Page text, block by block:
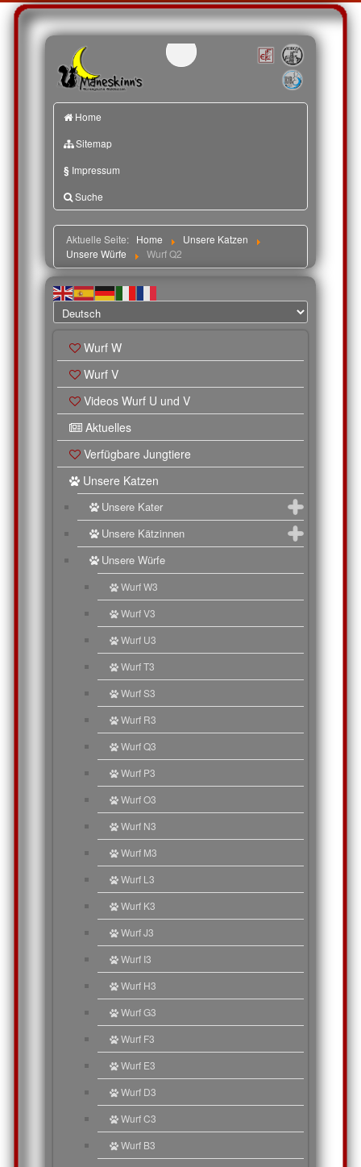
Home
Sitemap
§ Impressum
Suche
Aktuelle Seite: Home
Unsere Katzen
Unsere Würfe
Wurf Q2
Wurf W
Wurf V
Videos Wurf U und V
Aktuelles
Verfügbare Jungtiere
Unsere Katzen
Unsere Kater
Unsere Kätzinnen
Unsere Würfe
Wurf W3
Wurf V3
Wurf U3
Wurf T3
Wurf S3
Wurf R3
Wurf Q3
Wurf P3
Wurf O3
Wurf N3
Wurf M3
Wurf L3
Wurf K3
Wurf J3
Wurf I3
Wurf H3
Wurf G3
Wurf F3
Wurf E3
Wurf D3
Wurf C3
Wurf B3